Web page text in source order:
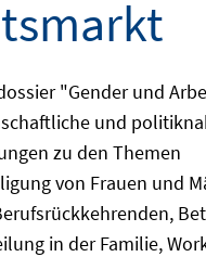
"Gender und
und
zu den Themen
von Frauen und
in der Familie,